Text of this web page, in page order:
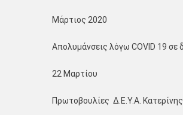
Μάρτιος 2020
Απολυμάνσεις λόγω COVID 19 σε
22 Μαρτίου
Πρωτοβουλίες Δ.Ε.Υ.Α.